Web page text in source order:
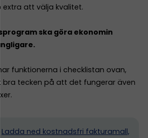
att välja kvalitet.
ska göra ekonomin
funktionerna i checklistan ovan,
tecken på att det fungerar även
Ladda ned kostnadsfri fakturamall,